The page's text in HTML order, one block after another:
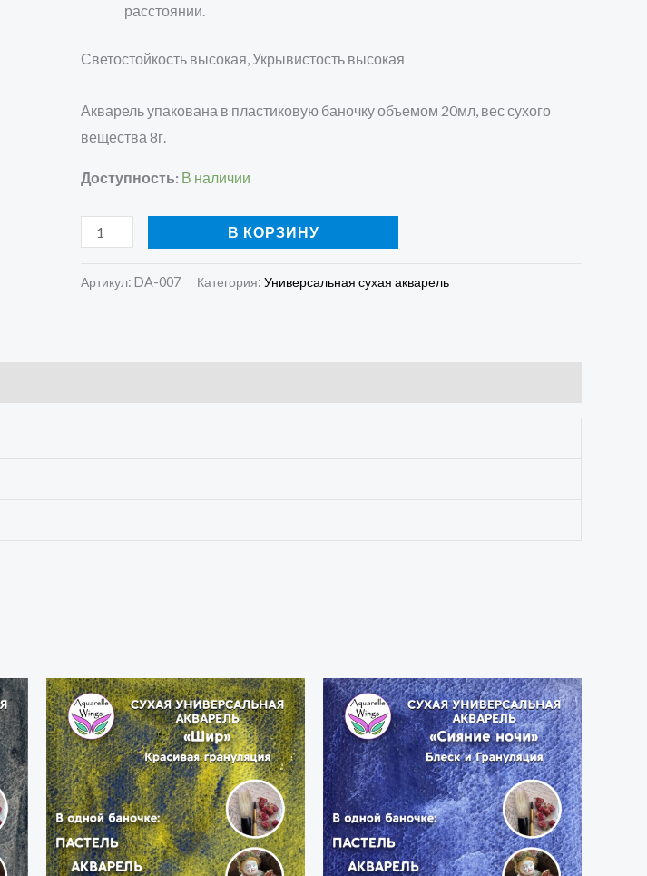
расстоянии.
Светостойкость высокая, Укрывистость высокая
Акварель упакована в пластиковую баночку объемом 20мл, вес сухого
вещества 8г.
Доступность: В наличии
В КОРЗИНУ
Артикул: DA-007 Категория: Универсальная сухая акварель